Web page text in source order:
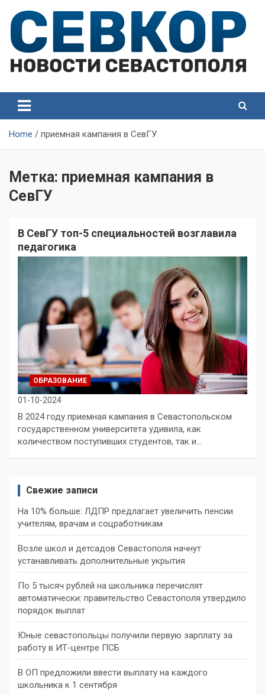
content
Севастополя
Севастополя
Home приемная кампания в СевГУ
Метка: приемная кампания в
СевГУ
В СевГУ топ-5 специальностей возглавила
педагогика
ОБРАЗОВАНИЕ
01-10-2024
В 2024 году приемная кампания в Севастопольском
государственном университета удивила, как
количеством поступивших студентов, так и…
Свежие записи
На 10% больше: ЛДПР предлагает увеличить пенсии
учителям, врачам и соцработникам
Возле школ и детсадов Севастополя начнут
устанавливать дополнительные укрытия
По 5 тысяч рублей на школьника перечислят
автоматически: правительство Севастополя утвердило
порядок выплат
Юные севастопольцы получили первую зарплату за
работу в ИТ-центре ПСБ
В ОП предложили ввести выплату на каждого
школьника к 1 сентября